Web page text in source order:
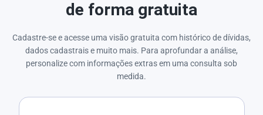
de forma gratuita
Cadastre-se e acesse uma visão gratuita com histórico de dívidas,
dados cadastrais e muito mais. Para aprofundar a análise,
personalize com informações extras em uma consulta sob
medida.